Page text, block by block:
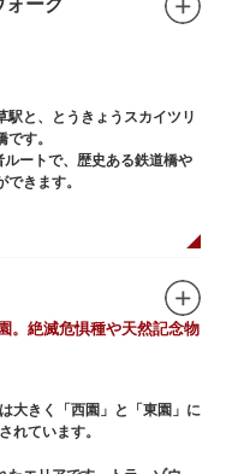
て広く信仰され、
たご利益もあると言われて
すが、不忍池辯天堂の辯才
なっている「八臂辯才天
成金（みなるかね）大祭」
という伝説のある、谷中七
駅と、とうきょうスカイツリ
です。
ートで、歴史ある鉄道橋や
きます。
。絶滅危惧種や天然記念物
大きく「西園」と「東園」に
れています。